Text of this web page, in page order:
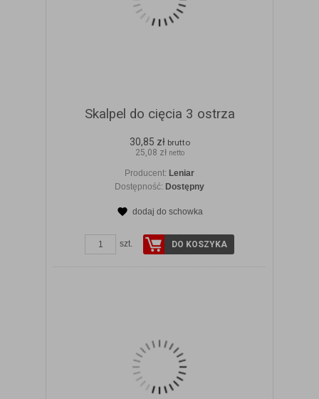
Skalpel do cięcia 3 ostrza
30,85 zł brutto
25,08 zł netto
Producent: Leniar
Dostępność: Dostępny
dodaj do schowka
szt. DO KOSZYKA